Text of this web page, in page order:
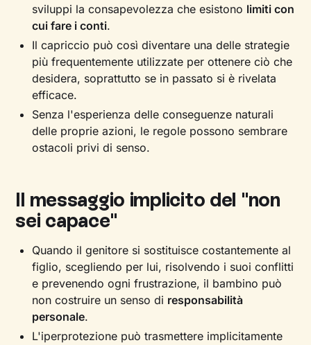
sviluppi la consapevolezza che esistono limiti con
cui fare i conti.
Il capriccio può così diventare una delle strategie
più frequentemente utilizzate per ottenere ciò che
desidera, soprattutto se in passato si è rivelata
efficace.
Senza l'esperienza delle conseguenze naturali
delle proprie azioni, le regole possono sembrare
ostacoli privi di senso.
Il messaggio implicito del "non
sei capace"
Quando il genitore si sostituisce costantemente al
figlio, scegliendo per lui, risolvendo i suoi conflitti
e prevenendo ogni frustrazione, il bambino può
non costruire un senso di responsabilità
personale.
L'iperprotezione può trasmettere implicitamente